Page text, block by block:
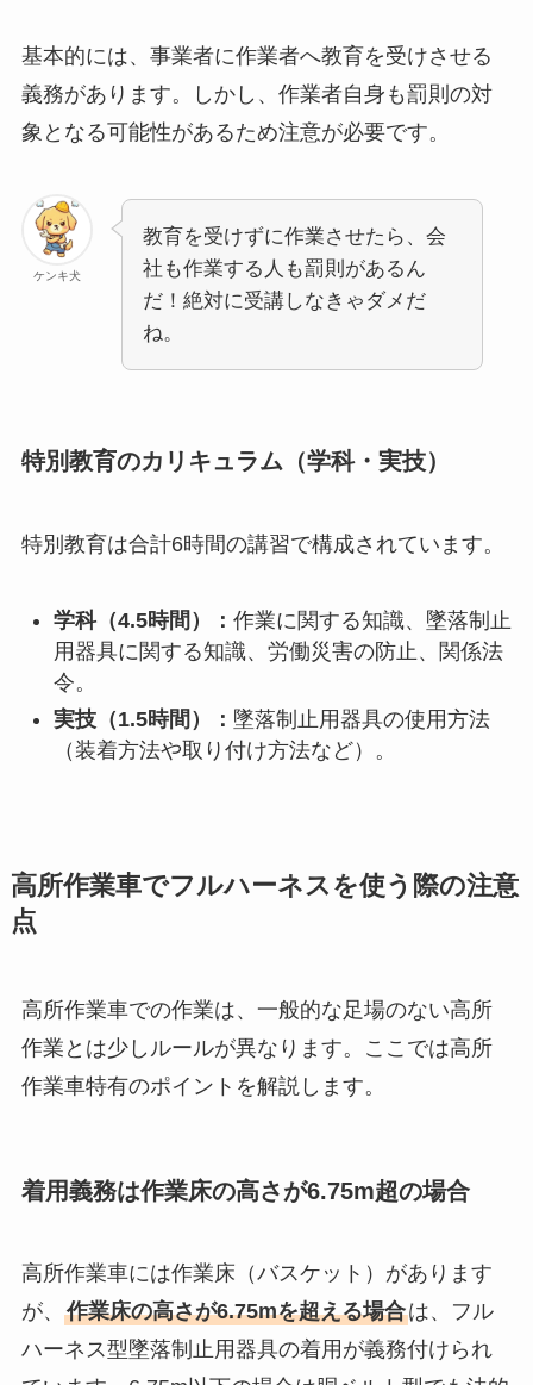
基本的には、事業者に作業者へ教育を受けさせる
義務があります。しかし、作業者自身も罰則の対
象となる可能性があるため注意が必要です。
ケンキ犬
教育を受けずに作業させたら、会
社も作業する人も罰則があるん
だ！絶対に受講しなきゃダメだ
ね。
特別教育のカリキュラム（学科・実技）
特別教育は合計6時間の講習で構成されています。
学科（4.5時間）： 作業に関する知識、墜落制止
用器具に関する知識、労働災害の防止、関係法
令。
実技（1.5時間）： 墜落制止用器具の使用方法
（装着方法や取り付け方法など）。
高所作業車でフルハーネスを使う際の注意
点
高所作業車での作業は、一般的な足場のない高所
作業とは少しルールが異なります。ここでは高所
作業車特有のポイントを解説します。
着用義務は作業床の高さが6.75m超の場合
高所作業車には作業床（バスケット）があります
が、 作業床の高さが6.75mを超える場合は、フル
ハーネス型墜落制止用器具の着用が義務付けられ